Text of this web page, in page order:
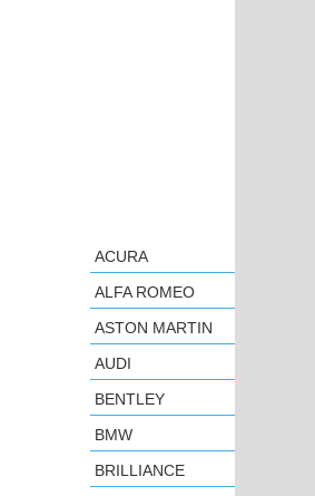
ACURA
ALFA ROMEO
ASTON MARTIN
AUDI
BENTLEY
BMW
BRILLIANCE